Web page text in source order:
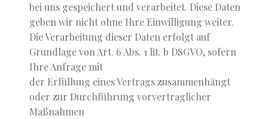
bei uns gespeichert und verarbeitet. Diese Daten
geben wir nicht ohne Ihre Einwilligung weiter.
Die Verarbeitung dieser Daten erfolgt auf
Grundlage von Art. 6 Abs. 1 lit. b DSGVO, sofern
Ihre Anfrage mit
der Erfüllung eines Vertrags zusammenhängt
oder zur Durchführung vorvertraglicher
Maßnahmen